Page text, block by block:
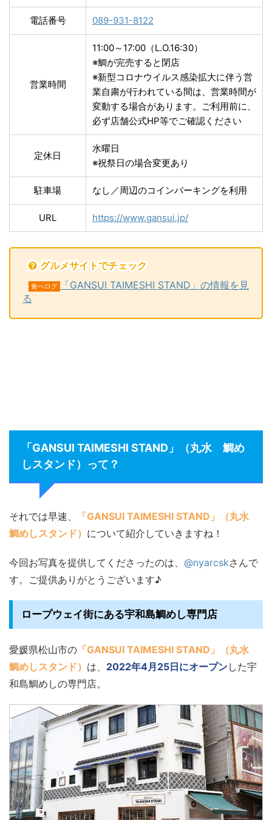
電話番号 089-931-8122
営業時間
11:00～17:00（L.O.16:30）
※鯛が完売すると閉店
※新型コロナウイルス感染拡大に伴う営
業自粛が行われている間は、営業時間が
変動する場合があります。ご利用前に、
必ず店舗公式HP等でご確認ください
定休日
水曜日
※祝祭日の場合変更あり
駐車場 なし／周辺のコインパーキングを利用
URL https://www.gansui.jp/
グルメサイトでチェック
食べログ
「GANSUI TAIMESHI STAND」の情報を見
る
「GANSUI TAIMESHI STAND」（丸水 鯛め
しスタンド）って？
それでは早速、
「GANSUI TAIMESHI STAND」（丸水
鯛めしスタンド） について紹介していきますね！
今回お写真を提供してくださったのは、 @nyarcskさんで
す。ご提供ありがとうございます♪
ロープウェイ街にある宇和島鯛めし専門店
愛媛県松山市の 「GANSUI TAIMESHI STAND」（丸水
鯛めしスタンド） は、 2022年4月25日にオープンした宇
和島鯛めしの専門店。